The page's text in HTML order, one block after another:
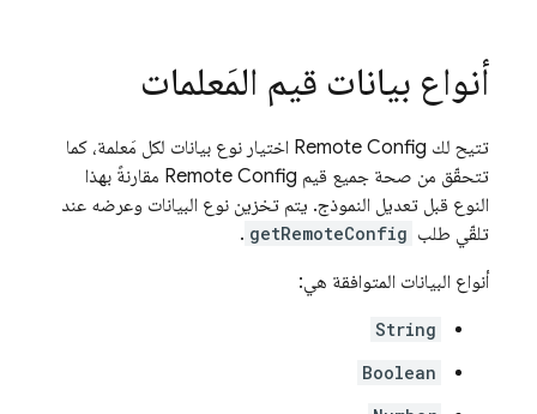
أنواع بيانات قيم المَعلمات
تتيح لك Remote Config اختيار نوع بيانات لكل مَعلمة، كما
تتحقّق من صحة جميع قيم Remote Config مقارنةً بهذا
النوع قبل تعديل النموذج. يتم تخزين نوع البيانات وعرضه عند
تلقّي طلب getRemoteConfig
.
أنواع البيانات المتوافقة هي:
String
Boolean